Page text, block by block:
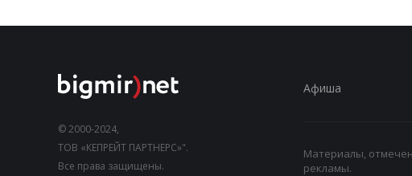
© 2000-2024,
ТОВ «КЕПРЕЙТ ПАРТНЕРС»".
Все права защищены.
Афиша
Материалы,
рекламы.